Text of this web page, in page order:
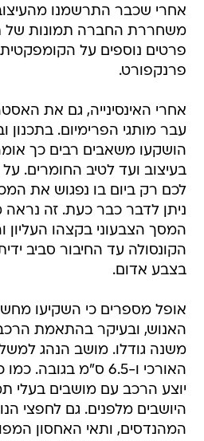
אחרי שכבר התרשמנו
משחררת החברה תמונות של
פרטים נוספים על
פרנקפורט.
אחרי האינסינייה, גם את
עבר מותגי הפרימיום. בתכנון
הושקעו משאבים רבים כך
בעיצוב ועד לטיב החומרים.
לכם רק ביום בו נפגוש את
ניתן לדבר כבר כעת. זה
המסך הצבעוני בקצהו העליון
הקונסולה עד החיבור סביב
בצבע אדום.
אופל מספרים כי השקיעו
האנוש, ובעיקר בהתאמת
האורכי ו-6.5 ס"מ
יוצע הרכב עם מושבים בעלי
היושבים מלפנים. גם לחפצי
המהנדסים, ותאי האחסון